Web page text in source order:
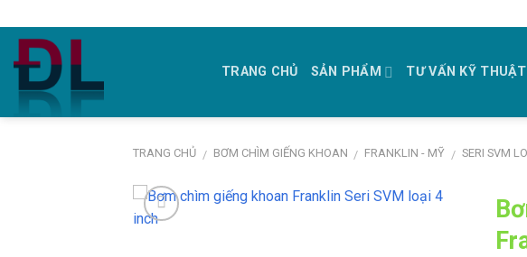
to
content
TRANG CHỦ SẢN PHẨM TƯ VẤN KỸ THUẬT
TRANG CHỦ / BƠM CHÌM GIẾNG KHOAN / FRANKLIN - MỸ / SERI SVM